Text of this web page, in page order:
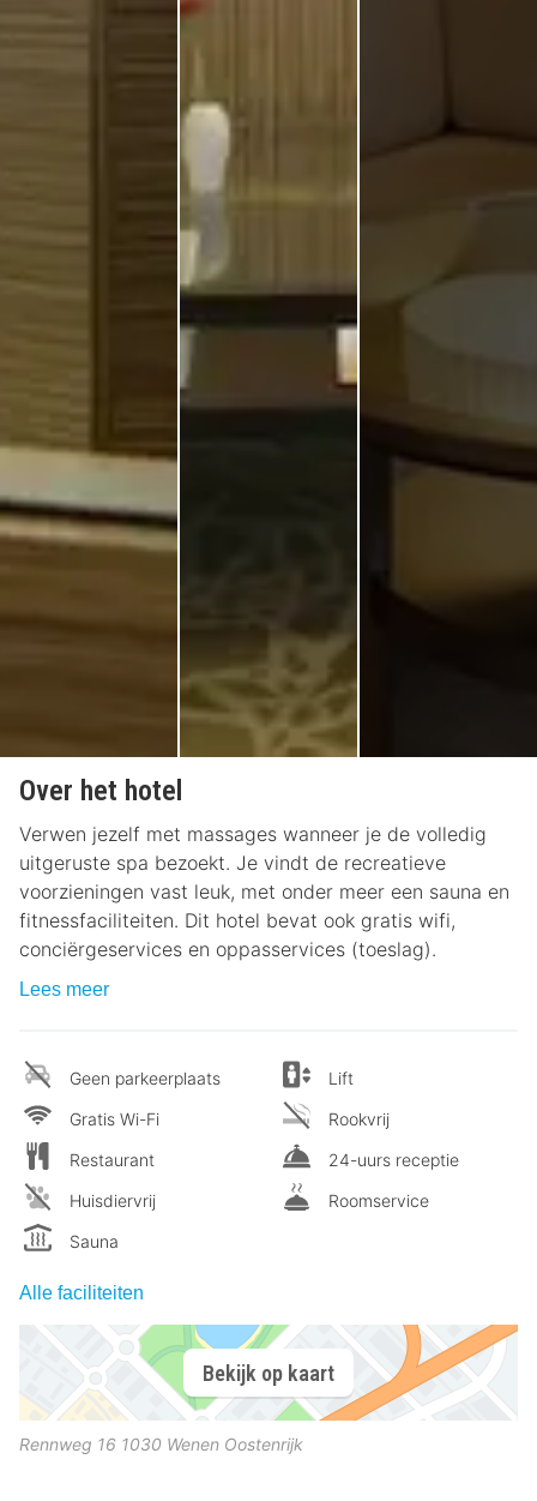
Over het hotel
Verwen jezelf met massages wanneer je de volledig
uitgeruste spa bezoekt. Je vindt de recreatieve
voorzieningen vast leuk, met onder meer een sauna en
fitnessfaciliteiten. Dit hotel bevat ook gratis wifi,
conciërgeservices en oppasservices (toeslag).
Lees meer
Geen parkeerplaats
Gratis Wi-Fi
Restaurant
Huisdiervrij
Sauna
Lift
Rookvrij
24-uurs receptie
Roomservice
Alle faciliteiten
Bekijk op kaart
Rennweg 16 1030 Wenen Oostenrijk